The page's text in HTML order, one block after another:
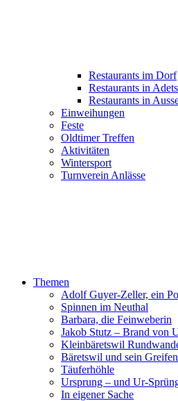
Restaurants im Dorf
Restaurants in
Restaurants in
Einweihungen
Feste
Oldtimer Treffen
Aktivitäten
Wintersport
Turnverein Anlässe
Themen
Adolf Guyer-Zeller, ein
Spinnen im Neuthal
Barbara, die Feinweberin
Jakob Stutz – Brand von
Kleinbäretswil
Bäretswil und sein
Täuferhöhle
Ursprung – und Ur-
In eigener Sache